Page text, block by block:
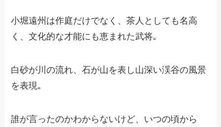
小堀遠州は作庭だけでなく、茶人としても名高
く、文化的な才能にも恵まれた武将｡
白砂が川の流れ、石が山を表し山深い渓谷の風景
を表現｡
誰が言ったのかわからないけど、いつの頃から